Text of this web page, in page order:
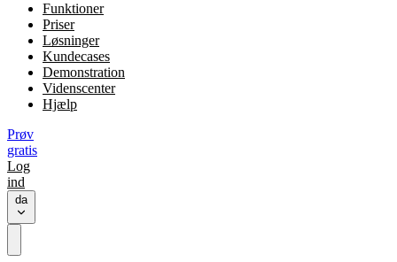
Funktioner
Priser
Løsninger
Kundecases
Demonstration
Videnscenter
Hjælp
Prøv
gratis
Log
ind
da